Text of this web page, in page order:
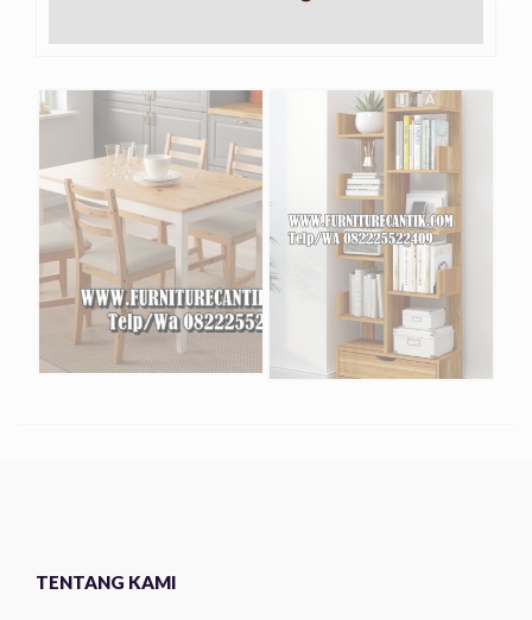
TENTANG KAMI